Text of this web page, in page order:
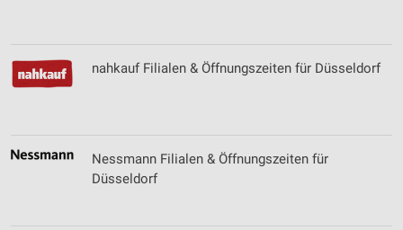
nahkauf Filialen & Öffnungszeiten für Düsseldorf
Nessmann Filialen & Öffnungszeiten für
Düsseldorf